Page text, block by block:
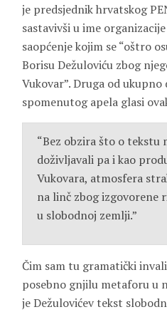
je predsjednik hrvatskog
sastavivši u ime
saopćenje kojim se “oštro
Borisu Dežuloviću zbog
Vukovar”. Druga od ukupno
spomenutog apela glasi
“Bez obzira što o tekstu
doživljavali pa i kao
Vukovara, atmosfera
na linč zbog izgovorene
u slobodnoj zemlji.”
Čim sam tu gramatički
posebno gnjilu metaforu u
je Dežulovićev tekst